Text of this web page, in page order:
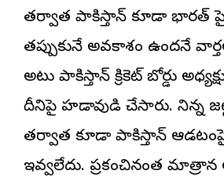
తర్వాత పాకిస్తాన్ కూడా భారత్
తప్పుకునే అవకాశం ఉందనే
అటు పాకిస్తాన్ క్రికెట్ బోర్డు
దీనిపై హడావుడి చేసారు. నిన్న
తర్వాత కూడా పాకిస్తాన్
ఇవ్వలేదు. ప్రకటించినంత